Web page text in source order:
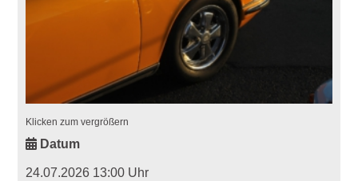
Klicken zum vergrößern
Datum
24.07.2026 13:00 Uhr